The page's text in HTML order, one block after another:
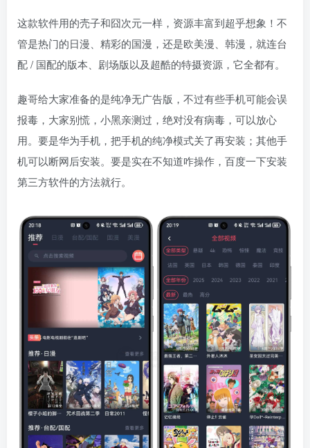
这款软件用的壳子和囧次元一样，资源丰富到超乎想象！不
管是热门的日漫、精彩的国漫，还是欧美漫、韩漫，就连台
配 / 国配的版本、剧场版以及超酷的特摄资源，它全都有。
趣哥给大家准备的是纯净无广告版，不过有些手机可能会误
报毒，大家别慌，小黑亲测过，绝对没有病毒，可以放心
用。要是华为手机，把手机的纯净模式关了再安装；其他手
机可以断网后安装。要是实在不知道咋操作，百度一下安装
第三方软件的方法就行。